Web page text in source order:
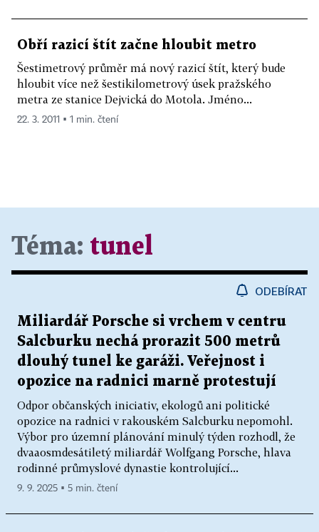
Obří razicí štít začne hloubit metro
Šestimetrový průměr má nový razicí štít, který bude
hloubit více než šestikilometrový úsek pražského
metra ze stanice Dejvická do Motola. Jméno...
22. 3. 2011 ▪ 1 min. čtení
Téma: tunel
ODEBÍRAT
Miliardář Porsche si vrchem v centru
Salcburku nechá prorazit 500 metrů
dlouhý tunel ke garáži. Veřejnost i
opozice na radnici marně protestují
Odpor občanských iniciativ, ekologů ani politické
opozice na radnici v rakouském Salcburku nepomohl.
Výbor pro územní plánování minulý týden rozhodl, že
dvaaosmdesátiletý miliardář Wolfgang Porsche, hlava
rodinné průmyslové dynastie kontrolující...
9. 9. 2025 ▪ 5 min. čtení